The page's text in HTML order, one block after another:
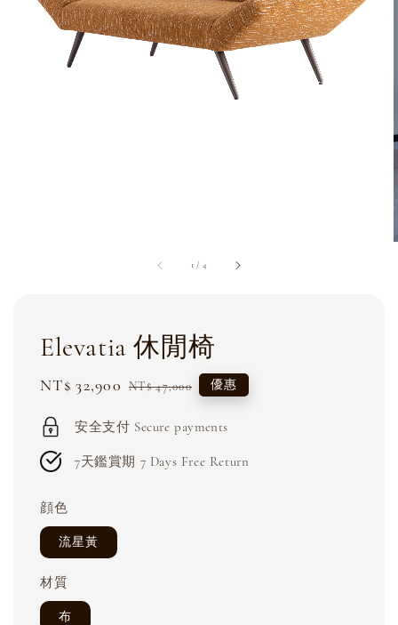
1 / 4
Elevatia 休閒椅
Sale
NT$ 32,900 Regular
NT$ 47,000 優惠
安全支付 Secure payments
7天鑑賞期 7 Days Free Return
顔色
流星黃
材質
布